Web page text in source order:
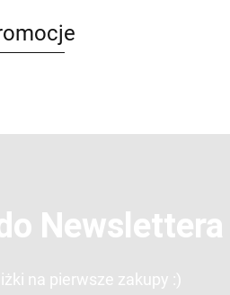
Newslettera
na pierwsze zakupy :)